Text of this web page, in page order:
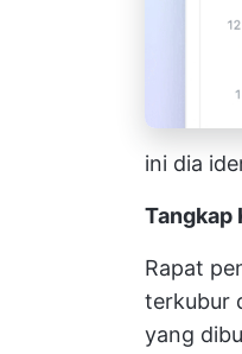
ini dia
Tangkap
Rapat
terkubur
yang